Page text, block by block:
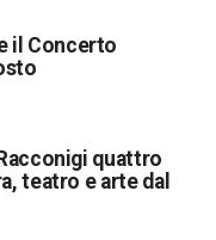
il Concerto
quattro
teatro e arte dal